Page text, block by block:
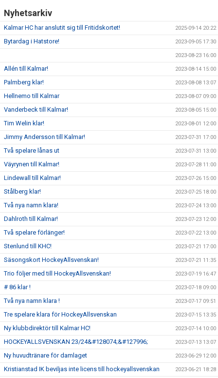
Nyhetsarkiv
Kalmar HC har anslutit sig till Fritidskortet! 2025-09-14 20:22
Bytardag i Hatstore! 2023-09-05 17:30
2023-08-23 16:00
Allén till Kalmar! 2023-08-14 15:00
Palmberg klar! 2023-08-08 13:07
Hellnemo till Kalmar 2023-08-07 09:00
Vanderbeck till Kalmar! 2023-08-05 15:00
Tim Welin klar! 2023-08-01 12:00
Jimmy Andersson till Kalmar! 2023-07-31 17:00
Två spelare lånas ut 2023-07-31 13:00
Väyrynen till Kalmar! 2023-07-28 11:00
Lindewall till Kalmar! 2023-07-26 15:00
Stålberg klar! 2023-07-25 18:00
Två nya namn klara! 2023-07-24 13:00
Dahlroth till Kalmar! 2023-07-23 12:00
Två spelare förlänger! 2023-07-22 13:00
Stenlund till KHC! 2023-07-21 17:00
Säsongskort HockeyAllsvenskan! 2023-07-21 11:35
Trio följer med till HockeyAllsvenskan! 2023-07-19 16:47
# 86 klar ! 2023-07-18 09:00
Två nya namn klara ! 2023-07-17 09:51
Tre spelare klara för HockeyAllsvenskan 2023-07-15 13:35
Ny klubbdirektör till Kalmar HC! 2023-07-14 10:00
HOCKEYALLSVENSKAN 23/24&#128074;&#127996; 2023-07-13 13:07
Ny huvudtränare för damlaget 2023-06-29 12:00
Kristianstad IK beviljas inte licens till hockeyallsvenskan 2023-06-21 18:28